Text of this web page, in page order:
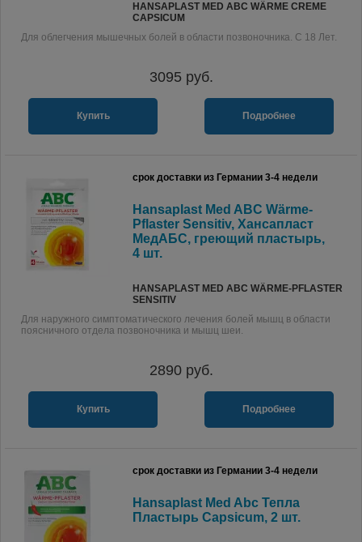
HANSAPLAST MED ABC WÄRME CREME
CAPSICUM
Для облегчения мышечных болей в области позвоночника. С 18 Лет.
3095 руб.
Купить Подробнее
срок доставки из Германии 3-4 недели
Hansaplast Med ABC Wärme-
Pflaster Sensitiv, Хансапласт
МедАБС, греющий пластырь,
4 шт.
HANSAPLAST MED ABC WÄRME-PFLASTER
SENSITIV
Для наружного симптоматического лечения болей мышц в области
поясничного отдела позвоночника и мышц шеи.
2890руб.
Купить Подробнее
срок доставки из Германии 3-4 недели
Hansaplast Med Abc Тепла
Пластырь Capsicum, 2 шт.